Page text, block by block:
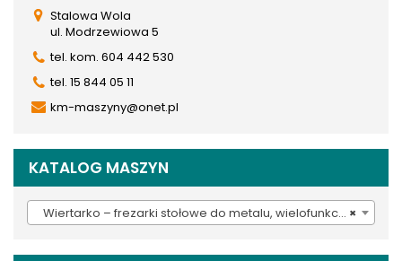
Stalowa Wola
ul. Modrzewiowa 5
tel. kom. 604 442 530
tel. 15 844 05 11
km-maszyny@onet.pl
KATALOG MASZYN
×
Wiertarko – frezarki stołowe do metalu, wielofunkcyjne (28)